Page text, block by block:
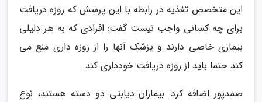
این متخصص تغذیه در رابطه با این پرسش که روزه دریافت
برای چه کسانی واجب نیست گفت: افرادی که به هر دلیلی
بیماری خاصی دارند و پزشک آنها را از روزه داری منع می
کند حتما باید از روزه دریافت خودداری کند.
صمدپور اضافه کرد: بیماران دیابتی دو دسته هستند، نوع